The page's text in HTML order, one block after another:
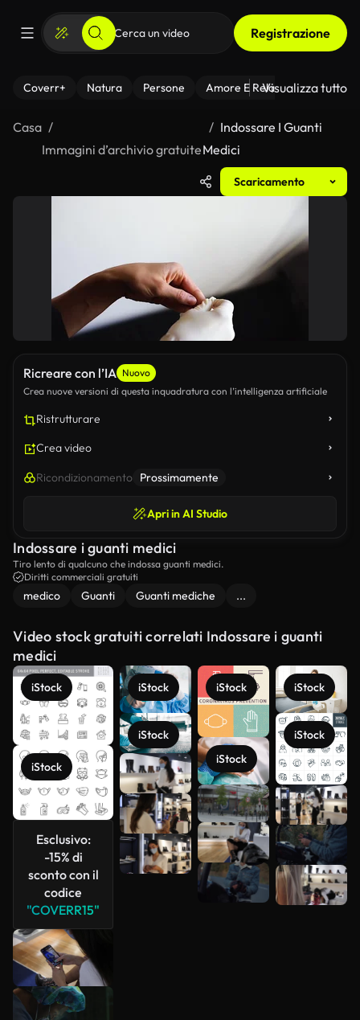
Registrazione
Coverr+ Natura Persone Amore E Relazioni Il
Visualizza tutto
Casa
Immagini d’archivio gratuite
Indossare I Guanti
Medici
Scaricamento
Ricreare con l’IA Nuovo
Crea nuove versioni di questa inquadratura con l’intelligenza artificiale
Ristrutturare
Crea video
Ricondizionamento Prossimamente
Apri in AI Studio
Indossare i guanti medici
Tiro lento di qualcuno che indossa guanti medici.
Diritti commerciali gratuiti
medico Guanti Guanti mediche ...
Video stock gratuiti correlati Indossare i guanti
medici
iStock
iStock
Esclusivo:
-15% di
sconto con il
codice
"COVERR15"
iStock
iStock
iStock
iStock
iStock
iStock
Scopri di
più